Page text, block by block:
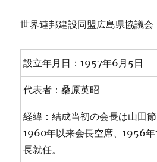
世界連邦建設同盟広島県協議会
設立年月日：1957年6月5日
代表者：桑原英昭
経緯：結成当初の会長は山田節
1960年以来会長空席、1956
長就任。